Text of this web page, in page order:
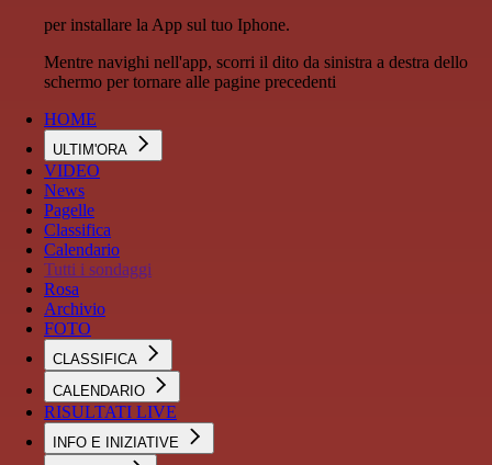
per installare la App sul tuo Iphone.
Mentre navighi nell'app, scorri il dito da sinistra a destra dello
schermo per tornare alle pagine precedenti
HOME
ULTIM'ORA
VIDEO
News
Pagelle
Classifica
Calendario
Tutti i sondaggi
Rosa
Archivio
FOTO
CLASSIFICA
CALENDARIO
RISULTATI LIVE
INFO E INIZIATIVE